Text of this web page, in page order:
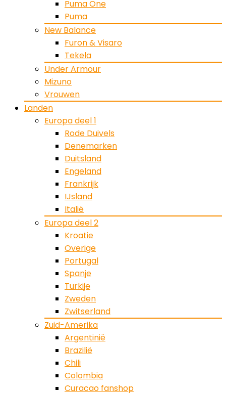
Puma One
Puma
New Balance
Furon & Visaro
Tekela
Under Armour
Mizuno
Vrouwen
Landen
Europa deel 1
Rode Duivels
Denemarken
Duitsland
Engeland
Frankrijk
IJsland
Italië
Europa deel 2
Kroatie
Overige
Portugal
Spanje
Turkije
Zweden
Zwitserland
Zuid-Amerika
Argentinië
Brazilië
Chili
Colombia
Curacao fanshop